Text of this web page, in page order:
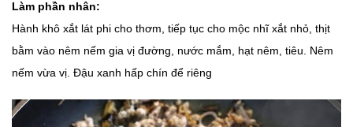
Làm phần nhân:
Hành khô xắt lát phi cho thơm, tiếp tục cho mộc nhĩ xắt nhỏ, thịt
bằm vào nêm nếm gia vị đường, nước mắm, hạt nêm, tiêu. Nêm
nếm vừa vị. Đậu xanh hấp chín để riêng